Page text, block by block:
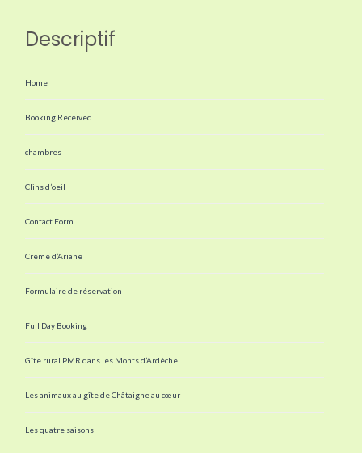
Descriptif
Home
Booking Received
chambres
Clins d’oeil
Contact Form
Crème d’Ariane
Formulaire de réservation
Full Day Booking
Gîte rural PMR dans les Monts d’Ardèche
Les animaux au gîte de Châtaigne au cœur
Les quatre saisons